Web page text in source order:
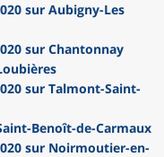
sur Aubigny-Les
sur Chantonnay
sur Talmont-Saint-
Benoît-de-Carmaux
sur Noirmoutier-en-